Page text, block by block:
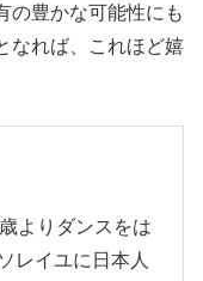
の豊かな可能性にも
なれば、これほど嬉
よりダンスをは
レイユに日本人